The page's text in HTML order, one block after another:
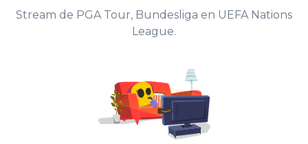
Stream de PGA Tour, Bundesliga en UEFA Nations
League.